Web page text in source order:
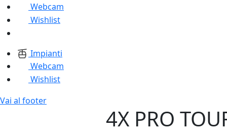
Webcam
Wishlist
Impianti
Webcam
Wishlist
Vai al footer
4X PRO